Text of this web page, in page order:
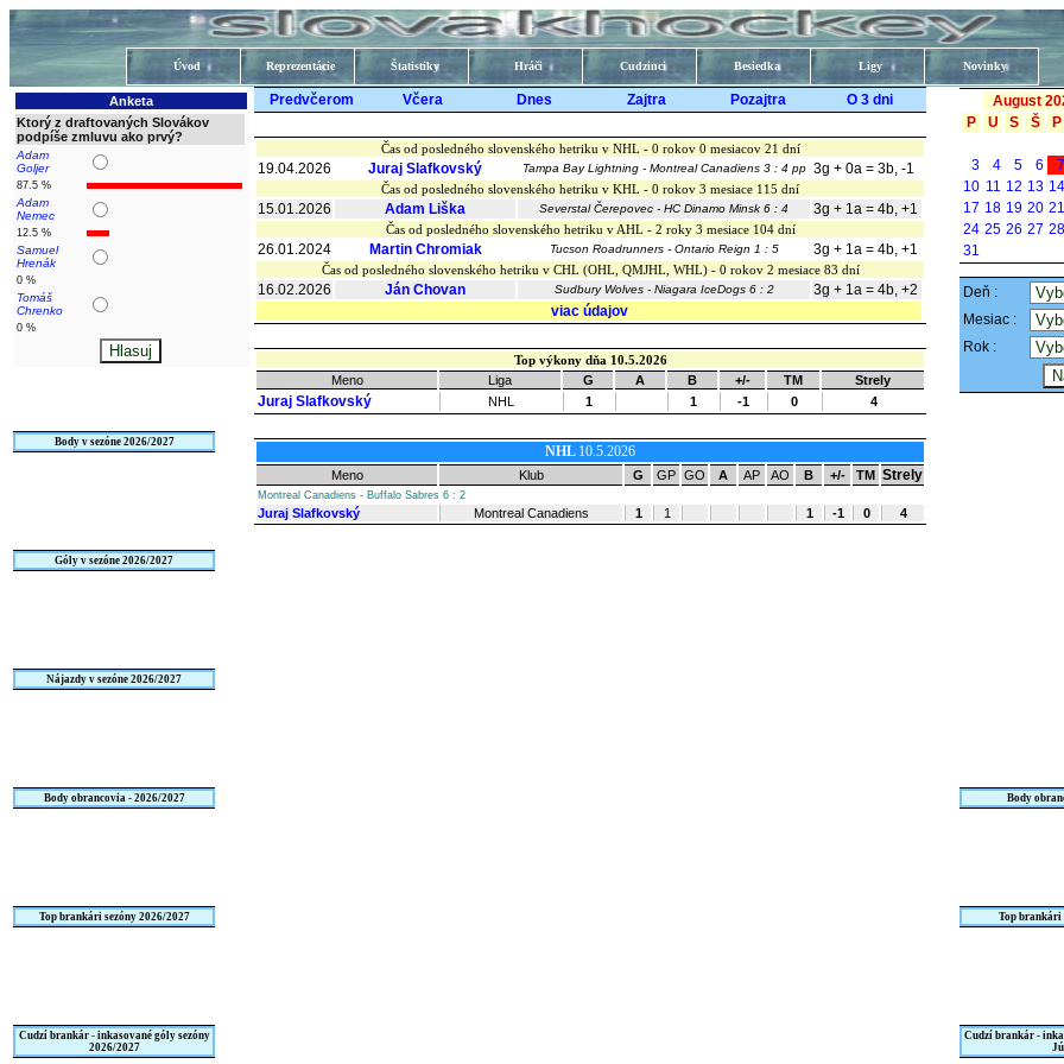
Úvod Reprezentácie Štatistiky Hráči Cudzinci Besiedka Ligy Novinky
Anketa
Ktorý z draftovaných Slovákov
podpíše zmluvu ako prvý?
Adam
Goljer
87.5 %
Adam
Nemec
12.5 %
Samuel
Hrenák
0 %
Tomáš
Chrenko
0 %
Body v sezóne 2026/2027
Góly v sezóne 2026/2027
Nájazdy v sezóne 2026/2027
Body obrancovia - 2026/2027
Top brankári sezóny 2026/2027
Cudzí brankár - inkasované góly sezóny
2026/2027
Predvčerom Včera Dnes Zajtra Pozajtra O 3 dni
Čas od posledného slovenského hetriku v NHL - 0 rokov 0 mesiacov 21 dní
19.04.2026 Juraj Slafkovský Tampa Bay Lightning - Montreal Canadiens 3 : 4 pp 3g + 0a = 3b, -1
Čas od posledného slovenského hetriku v KHL - 0 rokov 3 mesiace 115 dní
15.01.2026 Adam Liška Severstal Čerepovec - HC Dinamo Minsk 6 : 4 3g + 1a = 4b, +1
Čas od posledného slovenského hetriku v AHL - 2 roky 3 mesiace 104 dní
26.01.2024 Martin Chromiak Tucson Roadrunners - Ontario Reign 1 : 5 3g + 1a = 4b, +1
Čas od posledného slovenského hetriku v CHL (OHL, QMJHL, WHL) - 0 rokov 2 mesiace 83 dní
16.02.2026 Ján Chovan Sudbury Wolves - Niagara IceDogs 6 : 2
3g + 1a = 4b, +2
viac údajov
Top výkony dňa 10.5.2026
Meno
Liga G A B +/- TM Strely
Juraj Slafkovský NHL 1 1 -1 0 4
NHL 10.5.2026
Meno Klub G GP GO A AP AO B +/- TM Strely
Montreal Canadiens - Buffalo Sabres 6 : 2
Juraj Slafkovský Montreal Canadiens 1 1 1 -1 0 4
August
P
U S Š P
3
4 5 6 7
10 11 12 13 14
17 18 19 20 21
24 25 26 27 28
31
Deň :
Mesiac :
Rok :
Body
Top brankári
Cudzí brankár -